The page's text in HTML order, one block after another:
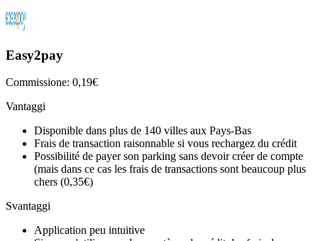
Easy2pay
Commissione: 0,19€
Vantaggi
Disponible dans plus de 140 villes aux Pays-Bas
Frais de transaction raisonnable si vous rechargez du crédit
Possibilité de payer son parking sans devoir créer de compte
(mais dans ce cas les frais de transactions sont beaucoup plus
chers (0,35€)
Svantaggi
Application peu intuitive